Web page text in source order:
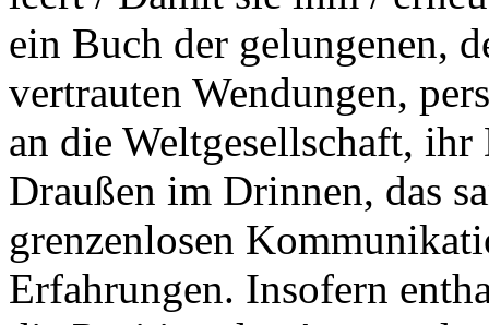
ein Buch der gelungenen,
vertrauten Wendungen,
an die Weltgesellschaft,
Draußen im Drinnen, das
grenzenlosen
Erfahrungen. Insofern